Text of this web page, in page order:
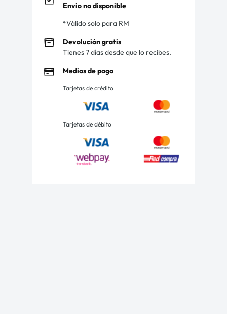
Envio no disponible
*Válido solo para RM
Devolución gratis
Tienes 7 días desde que lo recibes.
Medios de pago
Tarjetas de crédito
Tarjetas de débito